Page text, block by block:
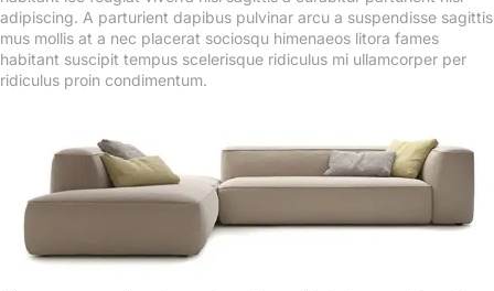
adipiscing. A parturient dapibus pulvinar arcu a suspendisse sagittis
mus mollis at a nec placerat sociosqu himenaeos litora fames
habitant suscipit tempus scelerisque ridiculus mi ullamcorper per
ridiculus proin condimentum.